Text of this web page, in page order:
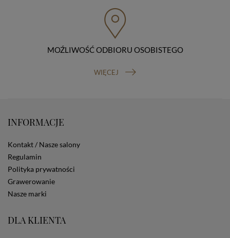
organu nadzorczego (Prezesa Urzędu Ochrony Danych
Osobowych, ul. Stawki 2, 00-193 Warszawa) oraz
prawo do cofnięcia zgody na przetwarzanie danych
osobowych (masz prawo cofnięcia zgody na
przetwarzanie danych w dowolnym momencie;
przetwarzania, którego dokonano na podstawie Twojej
zgody przed jej cofnięciem). W celu wykonania swoich
nie podasz danych, nie będziesz mógł przeglądać
zawartości naszej strony
Zautomatyzowane podejmowanie decyzji
Na stronie Sklepu są wykorzystywane pliki cookies.
Stosowane są one w celach zapewnienia maksymalnej
wygody wszystkich użytkowników (w tym Kupujących)
przy korzystaniu ze Sklepu (zapamiętywanie
preferencji i ustawień na stronie, zbieranie
anonimowych danych dla celów reklamowych i
portale społecznościowe, np. Facebook). Korzystanie
MOŹLIWOŚĆ ODBIORU OSOBISTEGO
WIĘCEJ
INFORMACJE
Kontakt / Nasze salony
Regulamin
Polityka prywatności
Grawerowanie
Nasze marki
DLA KLIENTA